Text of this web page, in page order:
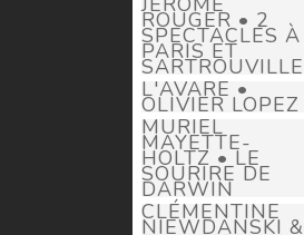
ROUGER • 2
SPECTACLES À
PARIS ET
SARTROUVILLE
L'AVARE •
OLIVIER LOPEZ
MURIEL
MAYETTE-
HOLTZ • LE
SOURIRE DE
DARWIN
CLÉMENTINE
NIEWDANSKI &